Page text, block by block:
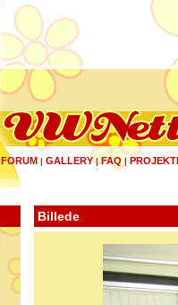
FORUM | GALLERY|FAQ |
Billede